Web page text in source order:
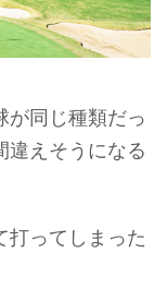
が同じ種類だっ
違えそうになる
打ってしまった